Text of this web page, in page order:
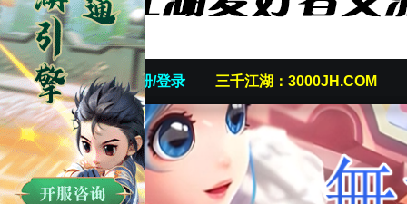
首页 发帖/注册/登录 三千江湖：3000JH.COM